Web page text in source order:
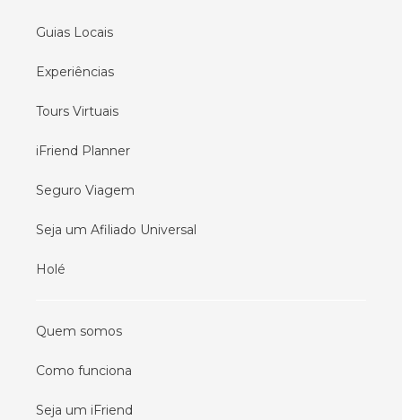
Guias Locais
Experiências
Tours Virtuais
iFriend Planner
Seguro Viagem
Seja um Afiliado Universal
Holé
Quem somos
Como funciona
Seja um iFriend